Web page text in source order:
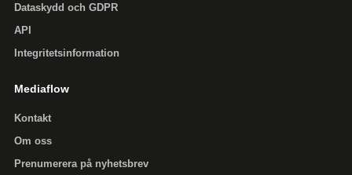
Dataskydd och GDPR
API
Integritetsinformation
Mediaflow
Kontakt
Om oss
Prenumerera på nyhetsbrev